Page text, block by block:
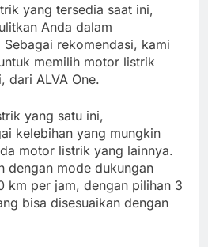
yang tersedia saat ini,
Anda dalam
rekomendasi, kami
memilih motor listrik
dari ALVA One.
yang satu ini,
kelebihan yang mungkin
motor listrik yang lainnya.
dengan mode dukungan
km per jam, dengan pilihan 3
bisa disesuaikan dengan